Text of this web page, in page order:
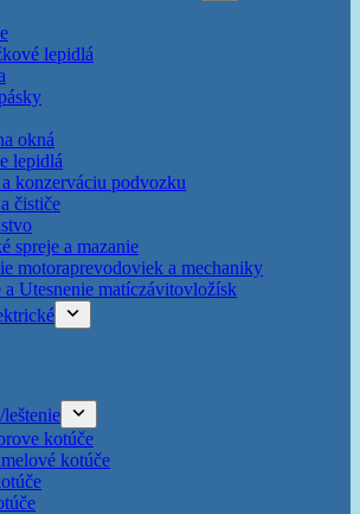
lepidlá
okná
lepidlá
konzerváciu podvozku
čističe
spreje a mazanie
motoraprevodoviek a mechaniky
a Utesnenie matíczávitovložísk
kotúče
kotúče